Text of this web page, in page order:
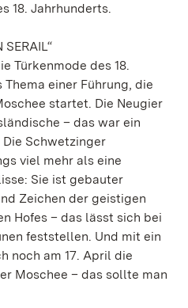
18. Jahrhunderts.
SERAIL“
Türkenmode des 18.
einer Führung, die
startet. Die Neugier
– das war ein
Schwetzinger
viel mehr als eine
Sie ist gebauter
Zeichen der geistigen
Hofes – das lässt sich bei
feststellen. Und mit ein
noch am 17. April die
Moschee – das sollte man